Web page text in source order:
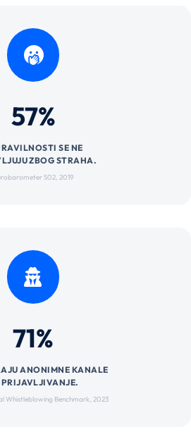
57%
SE NE
ZBOG STRAHA.
502, 2019
71%
ANONIMNE KANALE
Whistleblowing Benchmark, 2023